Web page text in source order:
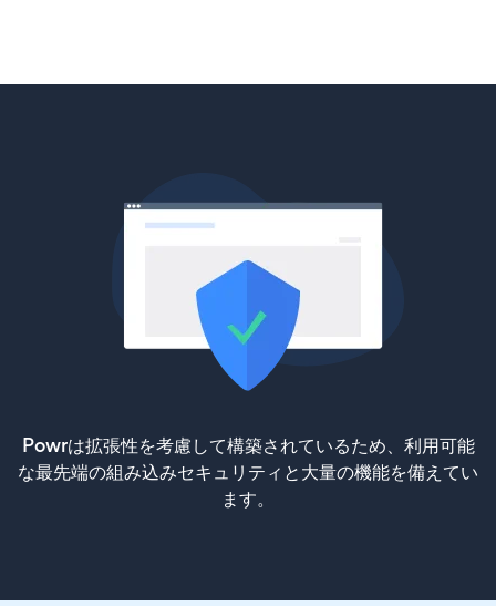
Powrは拡張性を考慮して構築されているため、利用可能
な最先端の組み込みセキュリティと大量の機能を備えてい
ます。